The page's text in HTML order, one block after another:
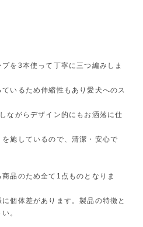
を3本使って丁寧に三つ編みしま
いるため伸縮性もあり愛犬へのス
ながらデザイン的にもお洒落に仕
施しているので、清潔・安心で
品のため全て1点ものとなりま
個体差があります。製品の特徴と
。